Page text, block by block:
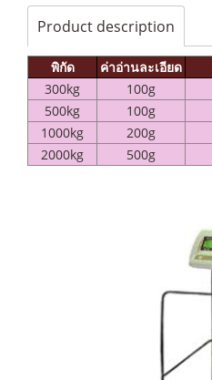
Product description
พิกัด ค่าอ่านละเอียด
300kg
100g
500kg
100g
1000kg
200g
2000kg
500g